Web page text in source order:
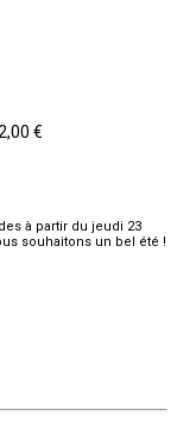
€
à partir du jeudi 23
souhaitons un bel été !